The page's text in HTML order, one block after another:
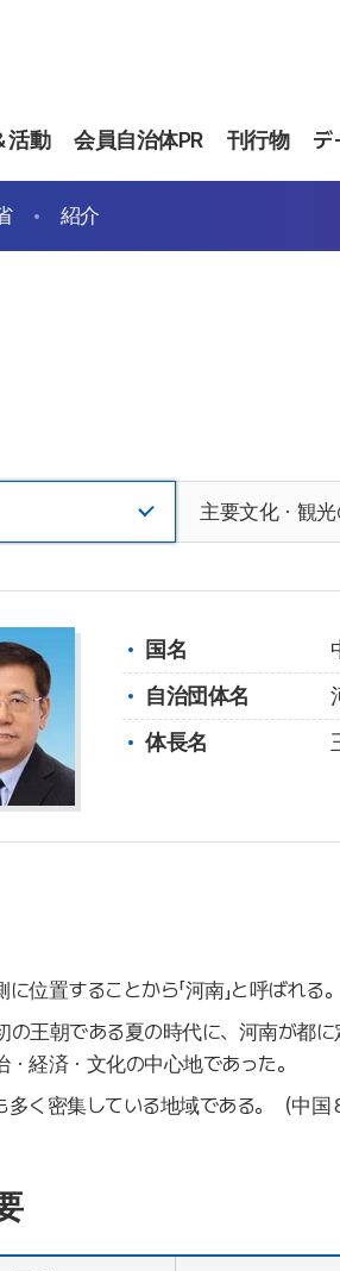
活動 会員自治体PR 刊行物 デ
紹介
主要文化・観
国名
自治団体名
体長名
位置することから「河南」と呼ばれる。か
の王朝である夏の時代に、河南が都
・経済・文化の中心地であった。
多く密集している地域である。（中国